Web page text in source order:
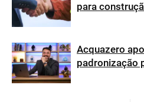
para
Acquazero
padronização